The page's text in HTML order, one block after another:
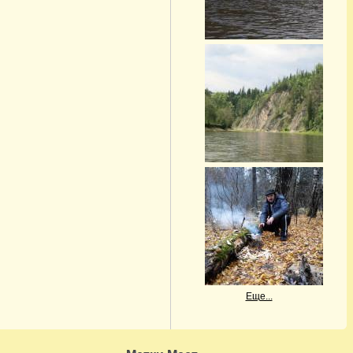
Еще...